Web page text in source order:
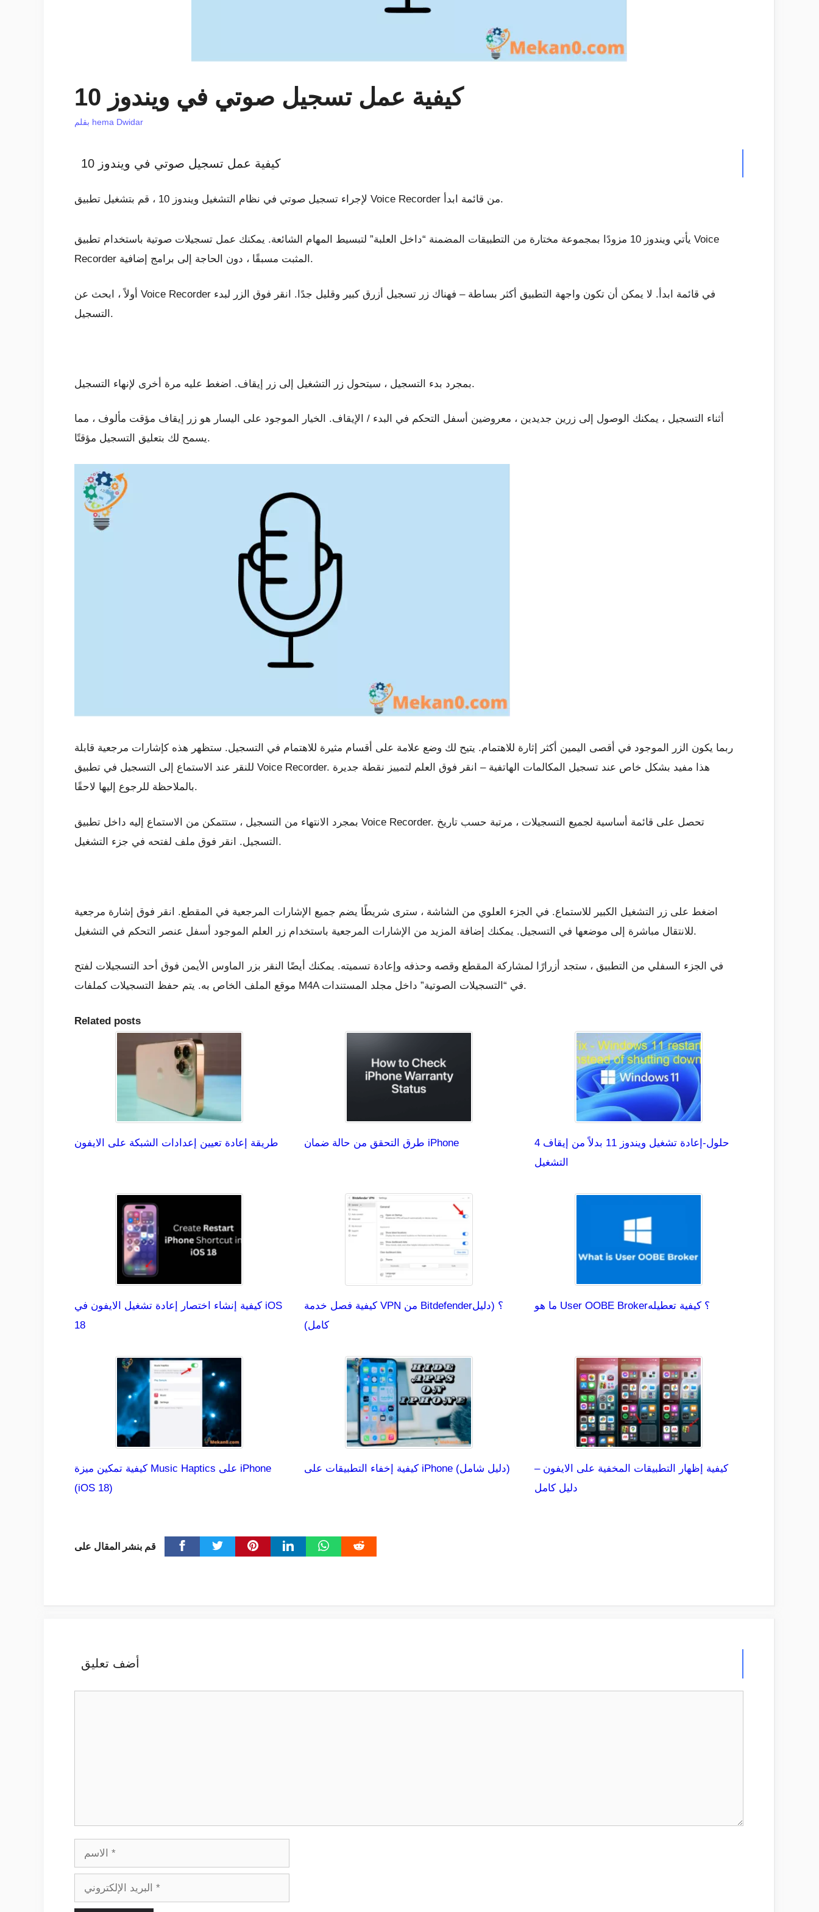
كيفية عمل تسجيل صوتي في ويندوز 10
hema Dwidar
كيفية عمل تسجيل صوتي في ويندوز 10
لإجراء تسجيل صوتي في نظام التشغيل ويندوز 10 ، قم بتشغيل تطبيق Voice Recorder من قائمة ابدأ.
يأتي ويندوز 10 مزودًا بمجموعة مختارة من التطبيقات المضمنة “داخل العلبة” لتبسيط المهام الشائعة. يمكنك عمل تسجيلات صوتية باستخدام تطبيق Voice
Recorder المثبت مسبقًا ، دون الحاجة إلى برامج إضافية.
أولاً ، ابحث عن Voice Recorder في قائمة ابدأ. لا يمكن أن تكون واجهة التطبيق أكثر بساطة – فهناك زر تسجيل أزرق كبير وقليل جدًا. انقر فوق الزر لبدء
التسجيل.
بمجرد بدء التسجيل ، سيتحول زر التشغيل إلى زر إيقاف. اضغط عليه مرة أخرى لإنهاء التسجيل.
أثناء التسجيل ، يمكنك الوصول إلى زرين جديدين ، معروضين أسفل التحكم في البدء / الإيقاف. الخيار الموجود على اليسار هو زر إيقاف مؤقت مألوف ، مما
يسمح لك بتعليق التسجيل مؤقتًا.
ربما يكون الزر الموجود في أقصى اليمين أكثر إثارة للاهتمام. يتيح لك وضع علامة على أقسام مثيرة للاهتمام في التسجيل. ستظهر هذه كإشارات مرجعية قابلة
للنقر عند الاستماع إلى التسجيل في تطبيق Voice Recorder. هذا مفيد بشكل خاص عند تسجيل المكالمات الهاتفية – انقر فوق العلم لتمييز نقطة جديرة
بالملاحظة للرجوع إليها لاحقًا.
بمجرد الانتهاء من التسجيل ، ستتمكن من الاستماع إليه داخل تطبيق Voice Recorder. تحصل على قائمة أساسية لجميع التسجيلات ، مرتبة حسب تاريخ
التسجيل. انقر فوق ملف لفتحه في جزء التشغيل.
اضغط على زر التشغيل الكبير للاستماع. في الجزء العلوي من الشاشة ، سترى شريطًا يضم جميع الإشارات المرجعية في المقطع. انقر فوق إشارة مرجعية
للانتقال مباشرة إلى موضعها في التسجيل. يمكنك إضافة المزيد من الإشارات المرجعية باستخدام زر العلم الموجود أسفل عنصر التحكم في التشغيل.
في الجزء السفلي من التطبيق ، ستجد أزرارًا لمشاركة المقطع وقصه وحذفه وإعادة تسميته. يمكنك أيضًا النقر بزر الماوس الأيمن فوق أحد التسجيلات لفتح
موقع الملف الخاص به. يتم حفظ التسجيلات كملفات M4A في “التسجيلات الصوتية” داخل مجلد المستندات.
Related posts
طريقة إعادة تعيين إعدادات الشبكة على الايفون طرق التحقق من حالة ضمان iPhone
4 حلول-إعادة تشغيل ويندوز 11 بدلاً من إيقاف
التشغيل
كيفية إنشاء اختصار إعادة تشغيل الايفون في iOS
18
كيفية فصل خدمة VPN من Bitdefender؟ (دليل
كامل)
ما هو User OOBE Broker؟ كيفية تعطيله
كيفية تمكين ميزة Music Haptics على iPhone
(iOS 18)
كيفية إخفاء التطبيقات على iPhone (دليل شامل)
كيفية إظهار التطبيقات المخفية على الايفون –
دليل كامل
أضف تعليق
الإلكتروني